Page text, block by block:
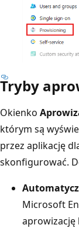
Tryby
Okienko
którym są
przez aplikację
skonfigurować.
Microsoft